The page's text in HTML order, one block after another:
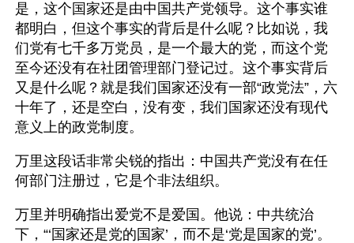
是，这个国家还是由中国共产党领导。这个事实谁
都明白，但这个事实的背后是什么呢？比如说，我
们党有七千多万党员，是一个最大的党，而这个党
至今还没有在社团管理部门登记过。这个事实背后
又是什么呢？就是我们国家还没有一部“政党法”，六
十年了，还是空白，没有变，我们国家还没有现代
意义上的政党制度。
万里这段话非常尖锐的指出：中国共产党没有在任
何部门注册过，它是个非法组织。
万里并明确指出爱党不是爱国。他说：中共统治
下，“‘国家还是党的国家’，而不是‘党是国家的党’。